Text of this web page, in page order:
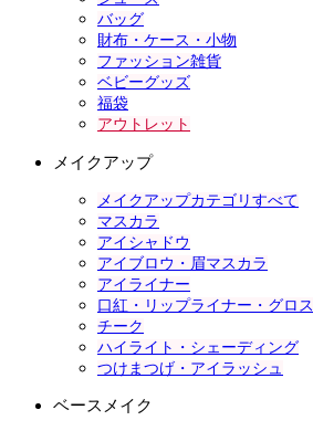
バッグ
財布・ケース・小物
ファッション雑貨
ベビーグッズ
福袋
アウトレット
メイクアップ
メイクアップカテゴリすべて
マスカラ
アイシャドウ
アイブロウ・眉マスカラ
アイライナー
口紅・リップライナー・グロス
チーク
ハイライト・シェーディング
つけまつげ・アイラッシュ
ベースメイク